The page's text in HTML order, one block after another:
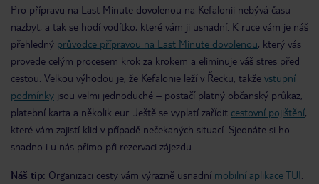
Pro přípravu na Last Minute dovolenou na Kefalonii nebývá času
nazbyt, a tak se hodí vodítko, které vám ji usnadní. K ruce vám je náš
přehledný průvodce přípravou na Last Minute dovolenou, který vás
provede celým procesem krok za krokem a eliminuje váš stres před
cestou. Velkou výhodou je, že Kefalonie leží v Řecku, takže vstupní
podmínky jsou velmi jednoduché – postačí platný občanský průkaz,
platební karta a několik eur. Ještě se vyplatí zařídit cestovní pojištění,
které vám zajistí klid v případě nečekaných situací. Sjednáte si ho
snadno i u nás přímo při rezervaci zájezdu.
Náš tip: Organizaci cesty vám výrazně usnadní mobilní aplikace TUI